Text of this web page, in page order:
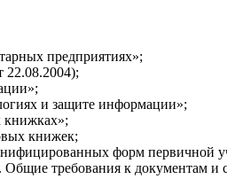
предприятиях»;
22.08.2004);
и защите информации»;
книжках»;
книжек;
форм первичной
требования к документам и